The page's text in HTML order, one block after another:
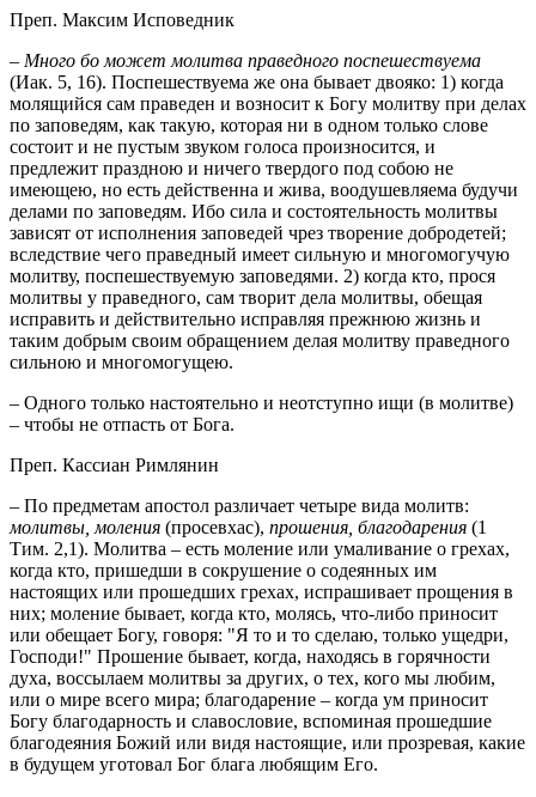
Преп. Максим Исповедник
– Много бо может молитва праведного поспешествуема
(Иак. 5, 16). Поспешествуема же она бывает двояко: 1) когда
молящийся сам праведен и возносит к Богу молитву при делах
по заповедям, как такую, которая ни в одном только слове
состоит и не пустым звуком голоса произносится, и
предлежит праздною и ничего твердого под собою не
имеющею, но есть действенна и жива, воодушевляема будучи
делами по заповедям. Ибо сила и состоятельность молитвы
зависят от исполнения заповедей чрез творение добродетей;
вследствие чего праведный имеет сильную и многомогучую
молитву, поспешествуемую заповедями. 2) когда кто, прося
молитвы у праведного, сам творит дела молитвы, обещая
исправить и действительно исправляя прежнюю жизнь и
таким добрым своим обращением делая молитву праведного
сильною и многомогущею.
– Одного только настоятельно и неотступно ищи (в молитве)
– чтобы не отпасть от Бога.
Преп. Кассиан Римлянин
– По предметам апостол различает четыре вида молитв:
молитвы, моления (просевхас), прошения, благодарения (1
Тим. 2,1). Молитва – есть моление или умаливание о грехах,
когда кто, пришедши в сокрушение о содеянных им
настоящих или прошедших грехах, испрашивает прощения в
них; моление бывает, когда кто, молясь, что-либо приносит
или обещает Богу, говоря: "Я то и то сделаю, только ущедри,
Господи!" Прошение бывает, когда, находясь в горячности
духа, воссылаем молитвы за других, о тех, кого мы любим,
или о мире всего мира; благодарение – когда ум приносит
Богу благодарность и славословие, вспоминая прошедшие
благодеяния Божий или видя настоящие, или прозревая, какие
в будущем уготовал Бог блага любящим Его.